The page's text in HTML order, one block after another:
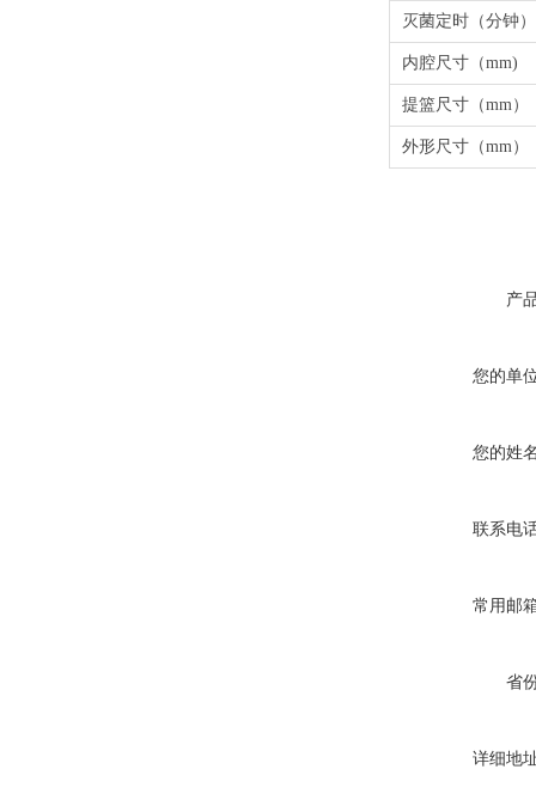
灭菌定时（分钟）
内腔尺寸（mm)
提篮尺寸（mm）
外形尺寸（mm）
产
您的单
您的姓
联系电
常用邮
省
详细地